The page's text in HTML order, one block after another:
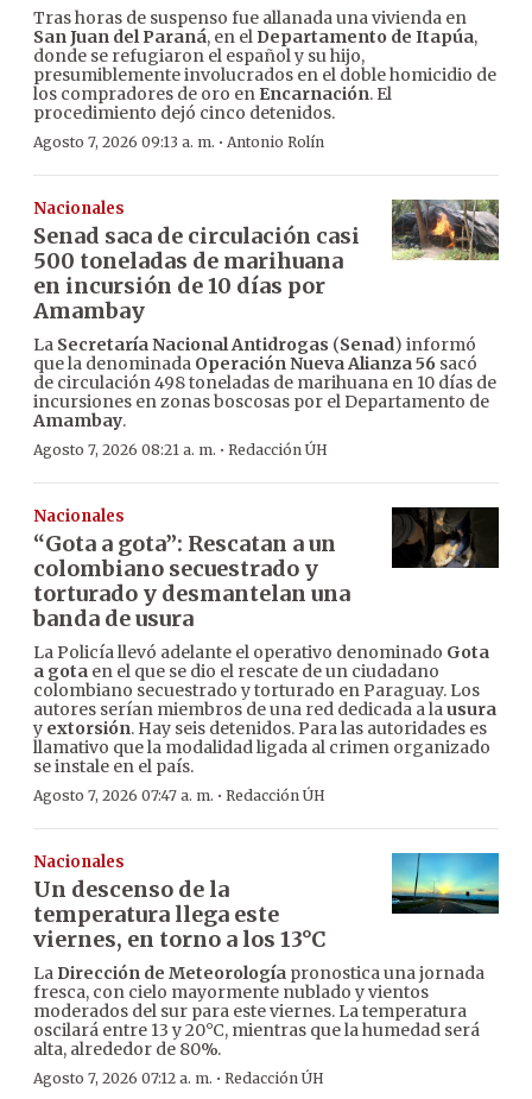
Tras horas de suspenso fue allanada una vivienda en
San Juan del Paraná, en el Departamento de Itapúa,
donde se refugiaron el español y su hijo,
presumiblemente involucrados en el doble homicidio de
los compradores de oro en Encarnación. El
procedimiento dejó cinco detenidos.
Agosto 7, 2026 09:13 a. m. · Antonio Rolín
Nacionales
Senad saca de circulación casi
500 toneladas de marihuana
en incursión de 10 días por
Amambay
La Secretaría Nacional Antidrogas (Senad) informó
que la denominada Operación Nueva Alianza 56 sacó
de circulación 498 toneladas de marihuana en 10 días de
incursiones en zonas boscosas por el Departamento de
Amambay.
Agosto 7, 2026 08:21 a. m. · Redacción ÚH
Nacionales
“Gota a gota”: Rescatan a un
colombiano secuestrado y
torturado y desmantelan una
banda de usura
La Policía llevó adelante el operativo denominado Gota
a gota en el que se dio el rescate de un ciudadano
colombiano secuestrado y torturado en Paraguay. Los
autores serían miembros de una red dedicada a lausura
y extorsión. Hay seis detenidos. Para las autoridades es
llamativo que la modalidad ligada al crimen organizado
se instale en el país.
Agosto 7, 2026 07:47 a. m. · Redacción ÚH
Nacionales
Un descenso de la
temperatura llega este
viernes, en torno a los 13°C
La Dirección de Meteorología pronostica una jornada
fresca, con cielo mayormente nublado y vientos
moderados del sur para este viernes. La temperatura
oscilará entre 13 y 20°C, mientras que la humedad será
alta, alrededor de 80%.
Agosto 7, 2026 07:12 a. m. · Redacción ÚH